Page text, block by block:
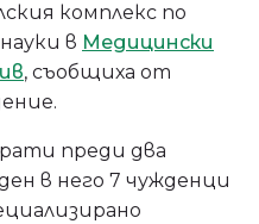
комплекс по
в Медицински
, съобщиха от
преди два
в него 7 чужденци